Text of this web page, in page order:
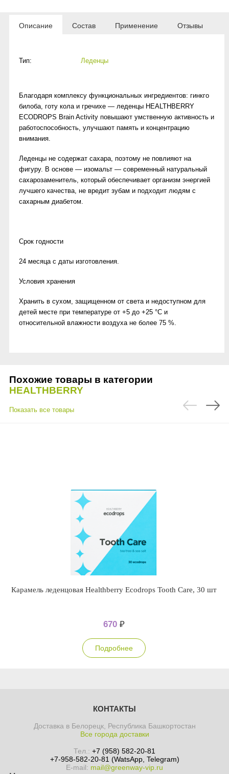
Описание Состав Применение Отзывы
Тип: Леденцы
Благодаря комплексу функциональных ингредиентов: гинкго
билоба, готу кола и гречихе — леденцы HEALTHBERRY
ECODROPS Brain Activity повышают умственную активность и
работоспособность, улучшают память и концентрацию
внимания.
Леденцы не содержат сахара, поэтому не повлияют на
фигуру. В основе — изомальт — современный натуральный
сахарозаменитель, который обеспечивает организм энергией
лучшего качества, не вредит зубам и подходит людям с
сахарным диабетом.
Срок годности
24 месяца с даты изготовления.
Условия хранения
Хранить в сухом, защищенном от света и недоступном для
детей месте при температуре от +5 до +25 °С и
относительной влажности воздуха не более 75 %.
Похожие товары в категории
HEALTHBERRY
Показать все товары
Карамель леденцовая Healthberry Ecodrops Tooth Care, 30 шт
670 ₽
Подробнее
КОНТАКТЫ
Доставка в Белорецк, Республика Башкортостан
Все города доставки
Тел.: +7 (958) 582-20-81
+7-958-582-20-81 (WatsApp, Telegram)
E-mail: mail@greenway-vip.ru